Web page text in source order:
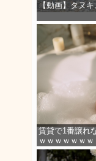
【動画】タヌ
賃貸で1番譲れ
ｗｗｗｗｗｗｗ